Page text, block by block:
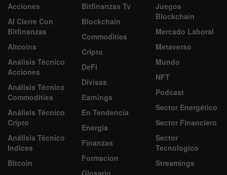
Acciones
Al Cierre Con
Bitfinanzas
Altcoins
Análisis Técnico
Acciones
Análisis Técnico
Commodities
Análisis Técnico
Cripto
Análisis Técnico
Indices
Bitcoin
Bitfinanzas Tv
Blockchain
Commodities
Cripto
DeFi
Divisas
Earnings
En Tendencia
Energía
Finanzas
Formacion
Glosario
Juegos
Blockchain
Mercado Laboral
Metaverso
Mundo
NFT
Podcast
Sector Energético
Sector Financiero
Sector
Tecnologico
Streamings